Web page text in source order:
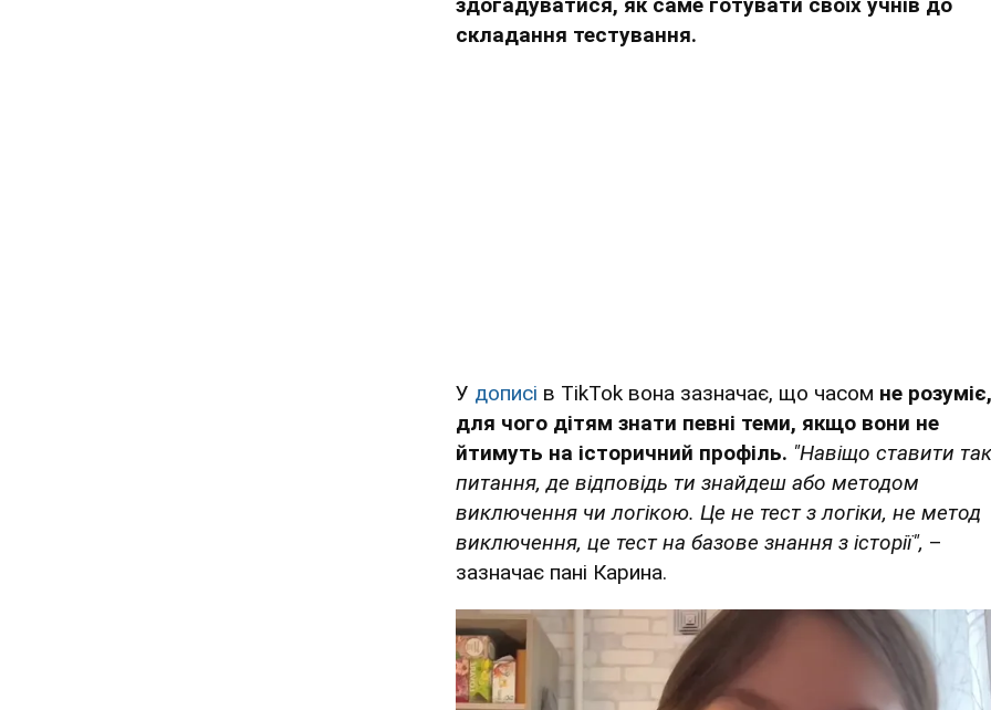
складання тестування.
У дописі в TikTok вона зазначає, що часом не розуміє,
для чого дітям знати певні теми, якщо вони не
йтимуть на історичний профіль. "Навіщо ставити
питання, де відповідь ти знайдеш або методом
виключення чи логікою. Це не тест з логіки, не метод
виключення, це тест на базове знання з історії", –
зазначає пані Карина.